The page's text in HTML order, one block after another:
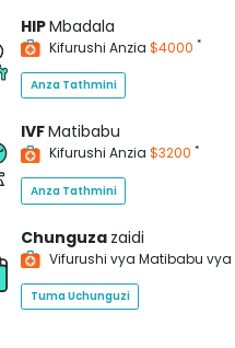
HIPMbadala
Kifurushi Anzia $4000 *
Anza Tathmini
IVFMatibabu
Kifurushi Anzia $3200 *
Anza Tathmini
Chunguza zaidi
Vifurushi vya Matibabu vya
Tuma Uchunguzi